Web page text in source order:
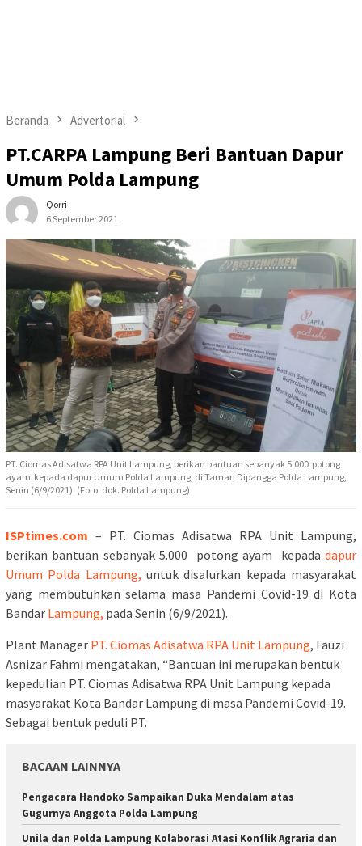
Beranda Advertorial
PT.CARPA Lampung Beri Bantuan Dapur
Umum Polda Lampung
Qorri
6 September 2021
PT. Ciomas Adisatwa RPA Unit Lampung, berikan bantuan sebanyak 5.000 potong
ayam kepada dapur Umum Polda Lampung, di Taman Dipangga Polda Lampung,
Senin (6/9/2021). (Foto: dok. Polda Lampung)
ISPtimes.com – PT. Ciomas Adisatwa RPA Unit Lampung,
berikan bantuan sebanyak 5.000 potong ayam kepada dapur
Umum Polda Lampung, untuk disalurkan kepada masyarakat
yang membutuhkan selama masa Pandemi Covid-19 di Kota
Bandar Lampung, pada Senin (6/9/2021).
Plant Manager PT. Ciomas Adisatwa RPA Unit Lampung, Fauzi
Asnizar Fahmi mengatakan, “Bantuan ini merupakan bentuk
kepedulian PT. Ciomas Adisatwa RPA Unit Lampung kepada
masyarakat Kota Bandar Lampung di masa Pandemi Covid-19.
Sebagai bentuk peduli PT.
BACAAN LAINNYA
Pengacara Handoko Sampaikan Duka Mendalam atas
Gugurnya Anggota Polda Lampung
Unila dan Polda Lampung Kolaborasi Atasi Konflik Agraria dan